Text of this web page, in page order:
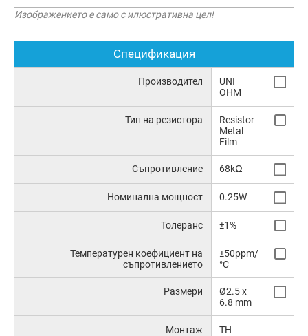
Изображението е само с илюстративна цел!
Спецификация
Производител
UNI
OHM
Тип на резистора
Resistor
Metal
Film
Съпротивление 68kΩ
Номинална мощност 0.25W
Толеранс ±1%
Температурен коефициент на
съпротивлението
±50ppm/
°C
Размери
Ø2.5 x
6.8 mm
Монтаж TH